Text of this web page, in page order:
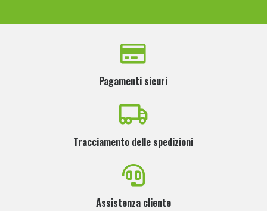
Pagamenti sicuri
Tracciamento delle spedizioni
Assistenza cliente